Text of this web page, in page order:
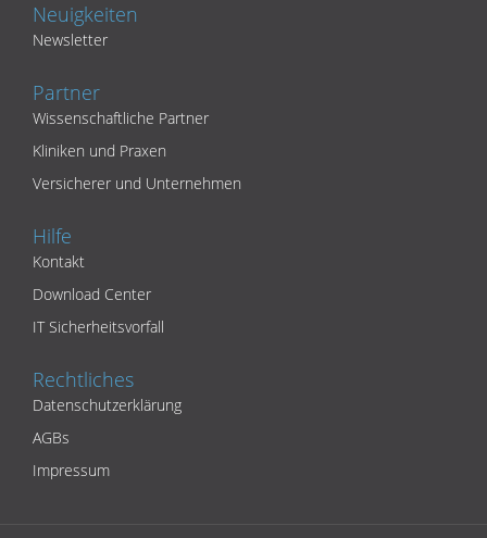
Neuigkeiten
Newsletter
Partner
Wissenschaftliche Partner
Kliniken und Praxen
Versicherer und Unternehmen
Hilfe
Kontakt
Download Center
IT Sicherheitsvorfall
Rechtliches
Datenschutzerklärung
AGBs
Impressum